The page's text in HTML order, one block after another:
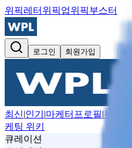
위픽레터 위픽업위픽부스터
로그인 회원가입
최신|인기 |마케터프로필|뉴스레
케팅 위키
큐레이션